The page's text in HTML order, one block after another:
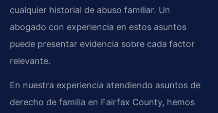
cualquier historial de abuso familiar. Un
abogado con experiencia en estos asuntos
puede presentar evidencia sobre cada factor
relevante.
En nuestra experiencia atendiendo asuntos de
derecho de familia en Fairfax County, hemos